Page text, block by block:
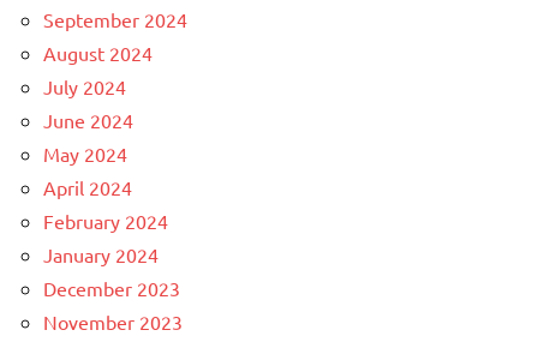
September 2024
August 2024
July 2024
June 2024
May 2024
April 2024
February 2024
January 2024
December 2023
November 2023